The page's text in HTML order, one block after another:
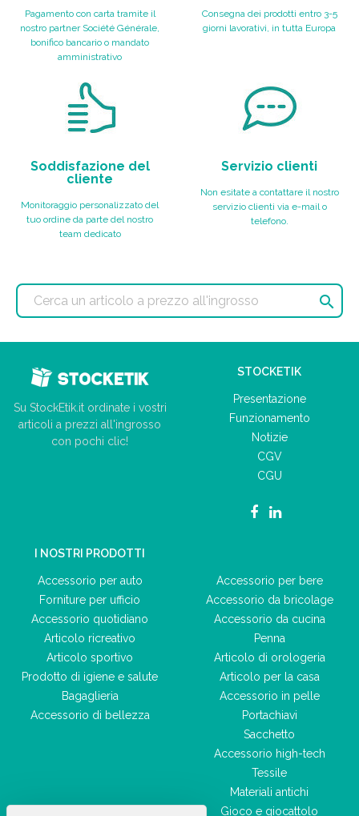
Pagamento con carta tramite il
nostro partner Société Générale,
bonifico bancario o mandato
amministrativo
Consegna dei prodotti entro 3-5
giorni lavorativi, in tutta Europa
Soddisfazione del
cliente
Monitoraggio personalizzato del
tuo ordine da parte del nostro
team dedicato
Servizio clienti
Non esitate a contattare il nostro
servizio clienti via e-mail o
telefono.

Su StockEtik.it ordinate i vostri
articoli a prezzi all'ingrosso
con pochi clic!
STOCKETIK
Presentazione
Funzionamento
Notizie
CGV
CGU
I NOSTRI PRODOTTI
Accessorio per auto
Forniture per ufficio
Accessorio quotidiano
Articolo ricreativo
Articolo sportivo
Prodotto di igiene e salute
Bagaglieria
Accessorio di bellezza
Accessorio per bere
Accessorio da bricolage
Accessorio da cucina
Penna
Articolo di orologeria
Articolo per la casa
Accessorio in pelle
Portachiavi
Sacchetto
Accessorio high-tech
Tessile
Materiali antichi
Gioco e giocattolo